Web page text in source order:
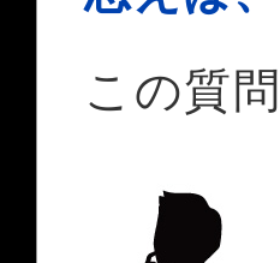
この質